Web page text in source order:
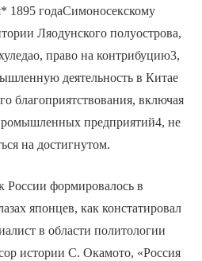
1895 годаСимоносекскому
Ляодунского полуострова,
право на контрибуцию3,
деятельность в Китае
благоприятствования, включая
предприятий4, не
на достигнутом.
России формировалось в
японцев, как констатировал
в области политологии
истории С. Окамото, «Россия